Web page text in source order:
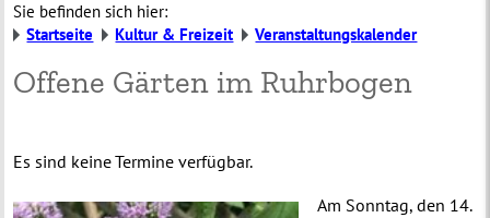
Sie befinden sich hier:
Startseite
Kultur & Freizeit Veranstaltungskalender
Offene Gärten im Ruhrbogen
Es sind keine Termine verfügbar.
Am Sonntag, den 14.